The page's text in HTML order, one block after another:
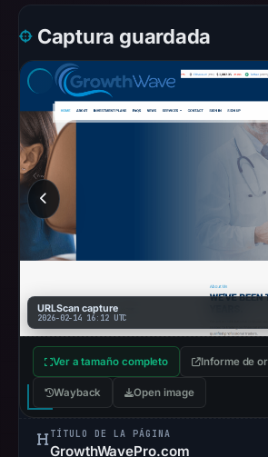
DBL
recorded
no
positive
UTC.
captured
the
domain
Feb
Captura guardada
URLScan capture
2026-02-14 16:12 UTC
Ver a tamaño completo Informe de
Wayback Open image
TÍTULO DE LA PÁGINA
GrowthWavePro.com